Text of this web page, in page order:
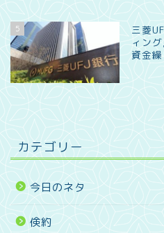
5
三菱
ィン
資金
カテゴリー
今日のネタ
倹約